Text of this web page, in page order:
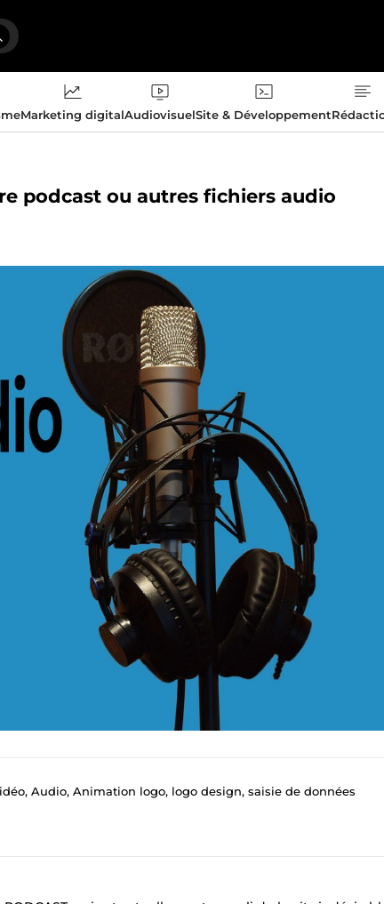
Marketing digitalAudiovisuelSite & Développement
podcast ou autres fichiers audio
Audio, Animation logo, logo design, saisie de données